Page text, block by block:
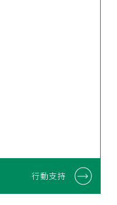
行動支持